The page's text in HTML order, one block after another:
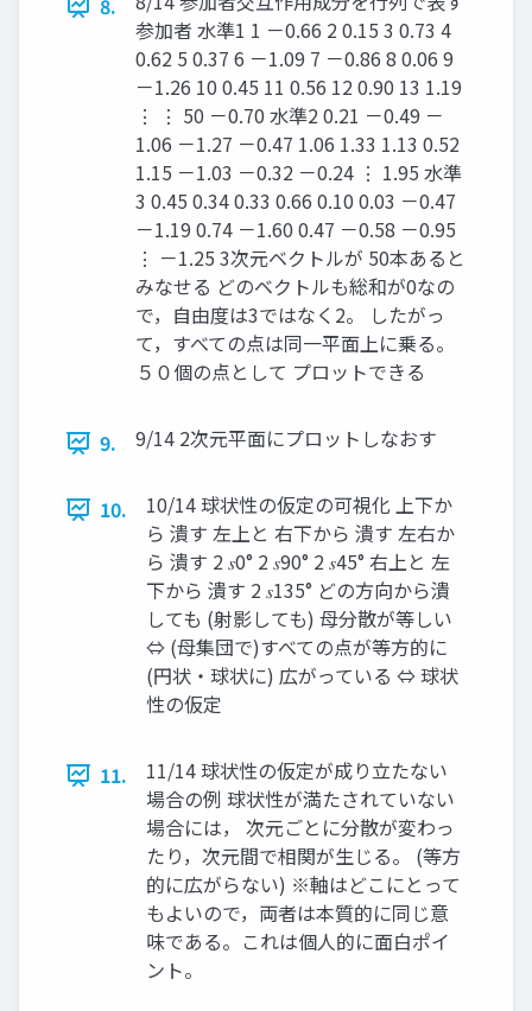
8.
参加者 水準1 1 －0.66 2 0.15 3 0.73 4
0.62 5 0.37 6 －1.09 7 －0.86 8 0.06 9
－1.26 10 0.45 11 0.56 12 0.90 13 1.19
⋮ ⋮ 50 －0.70 水準2 0.21 －0.49 －
1.06 －1.27 －0.47 1.06 1.33 1.13 0.52
1.15 －1.03 －0.32 －0.24 ⋮ 1.95 水準
3 0.45 0.34 0.33 0.66 0.10 0.03 －0.47
－1.19 0.74 －1.60 0.47 －0.58 －0.95
⋮ －1.25 3次元ベクトルが 50本あると
みなせる どのベクトルも総和が0なの
で，自由度は3ではなく2。 したがっ
て，すべての点は同一平面上に乗る。
５０個の点として プロットできる
9. 9/14 2次元平面にプロットしなおす
10.
10/14 球状性の仮定の可視化 上下か
ら 潰す 左上と 右下から 潰す 左右か
ら 潰す 2 𝑠0° 2 𝑠90° 2 𝑠45° 右上と 左
下から 潰す 2 𝑠135° どの方向から潰
しても (射影しても) 母分散が等しい
⇔ (母集団で)すべての点が等方的に
(円状・球状に) 広がっている ⇔ 球状
性の仮定
11.
11/14 球状性の仮定が成り立たない
場合の例 球状性が満たされていない
場合には， 次元ごとに分散が変わっ
たり，次元間で相関が生じる。 (等方
的に広がらない) ※軸はどこにとって
もよいので，両者は本質的に同じ意
味である。これは個人的に面白ポイ
ント。